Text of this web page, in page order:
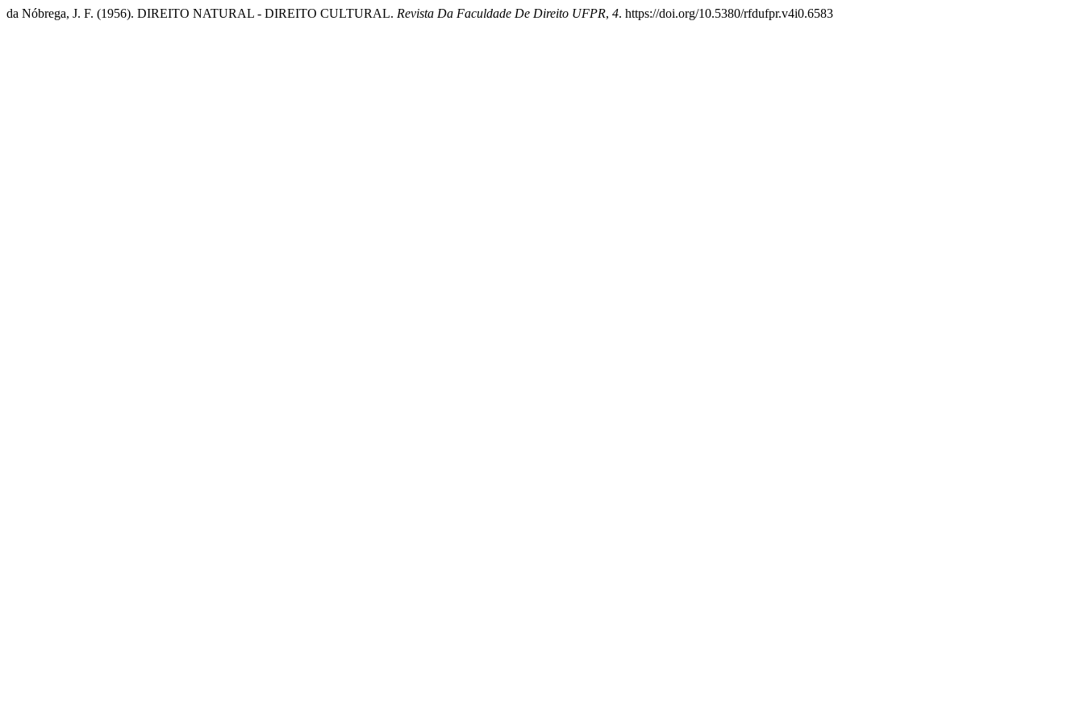
da Nóbrega, J. F. (1956). DIREITO NATURAL - DIREITO CULTURAL. Revista Da Faculdade De Direito UFPR, 4. https://doi.org/10.5380/rfdufpr.v4i0.6583